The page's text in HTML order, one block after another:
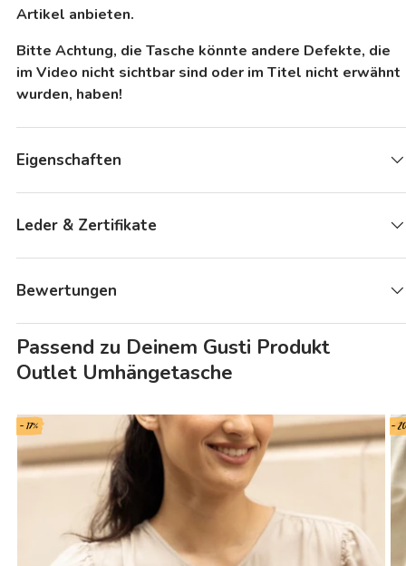
Artikel anbieten.
Bitte Achtung, die Tasche könnte andere Defekte, die
im Video nicht sichtbar sind oder im Titel nicht erwähnt
wurden, haben!
Eigenschaften
Leder & Zertifikate
Bewertungen
Passend zu Deinem Gusti Produkt
Outlet Umhängetasche
- 17% -